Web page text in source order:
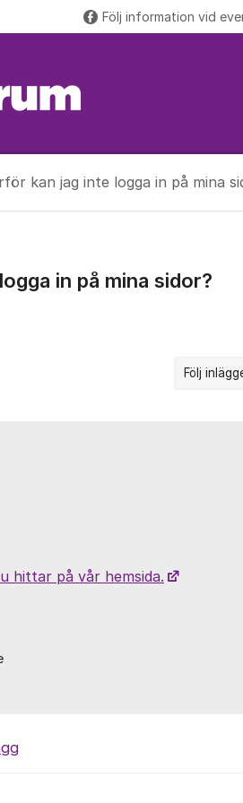
Följ information vid
kan jag inte logga in på mina
in på mina sidor?
Följ
hittar på vår hemsida.